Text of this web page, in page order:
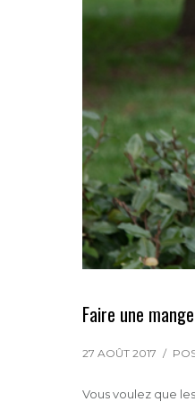
Faire une
27 AOÛT 2017 /
Vous voulez que